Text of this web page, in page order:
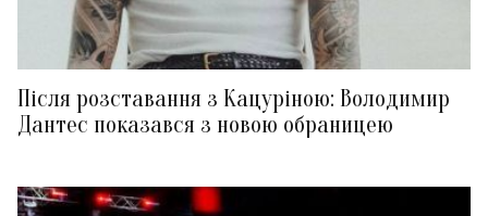
Після розставання з Кацуріною: Володимир
Дантес показався з новою обраницею